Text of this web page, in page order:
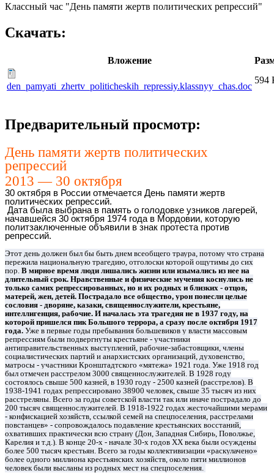
Классный час "День памяти жертв политических репрессий"
Скачать:
Вложение
den_pamyati_zhertv_politicheskih_repressiy.klassnyy_chas.doc
594
Предварительный просмотр:
День памяти жертв политических
репрессий
2013 — 30 октября
30 октября в России отмечается День памяти жертв
политических репрессий.
Дата была выбрана в память о голодовке узников лагерей,
начавшейся 30 октября 1974 года в Мордовии, которую
политзаключенные объявили в знак протеста против
репрессий.
Этот день должен был бы быть днем всеобщего траура, потому что страна
пережила национальную трагедию, отголоски которой ощутимы до сих
пор. В мирное время люди лишались жизни или изымались из нее на
длительный срок. Нравственные и физические мучения коснулись не
только самих репрессированных, но и их родных и близких - отцов,
матерей, жен, детей. Пострадало все общество, урон понесли целые
сословия - дворяне, казаки, священнослужители, крестьяне,
интеллигенция, рабочие. И началась эта трагедия не в 1937 году, на
которой пришелся пик Большого террора, а сразу после октября 1917
года. Уже в первые годы пребывания большевиков у власти массовым
репрессиям были подвергнуты крестьяне - участники
антиправительственных выступлений, рабочие-забастовщики, члены
социалистических партий и анархистских организаций, духовенство,
матросы - участники Кронштадтского «мятежа» 1921 года. Уже 1918 год
был отмечен расстрелом 3000 священнослужителей. В 1928 году
состоялось свыше 500 казней, в 1930 году - 2500 казней (расстрелов). В
1938-1941 годах репрессировано 38900 человек, свыше 35 тысяч из них
расстреляны. Всего за годы советской власти так или иначе пострадало до
200 тысяч священнослужителей. В 1918-1922 годах жесточайшими мерами
- конфискацией хозяйств, ссылкой семей на спецпоселения, расстрелами
повстанцев» - сопровождалось подавление крестьянских восстаний,
охвативших практически всю страну (Дон, Западная Сибирь, Поволжье,
Карелия и т.д.). В конце 20-х - начале 30-х годов ХХ века были осуждены
более 500 тысяч крестьян. Всего за годы коллективизации «раскулачено»
более одного миллиона крестьянских хозяйств, около пяти миллионов
человек были высланы из родных мест на спецпоселения.